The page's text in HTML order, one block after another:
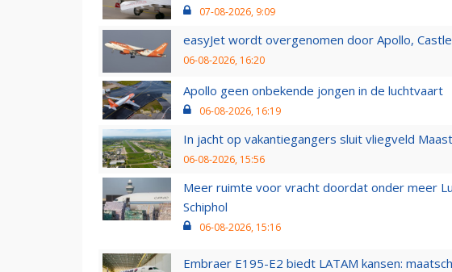
07-08-2026, 9:09
easyJet wordt overgenomen door Apollo,
06-08-2026, 16:20
Apollo geen onbekende jongen in de luchtvaart
06-08-2026, 16:19
In jacht op vakantiegangers sluit vliegveld
06-08-2026, 15:56
Meer ruimte voor vracht doordat onder meer
Schiphol
06-08-2026, 15:16
Embraer E195-E2 biedt LATAM kansen: